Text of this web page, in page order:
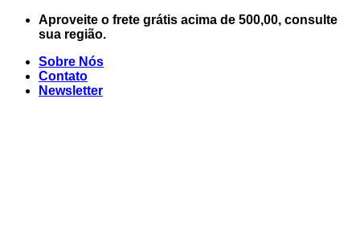
Skip
Aproveite o frete grátis acima de 500,00, consulte
sua região.
Sobre Nós
Contato
Newsletter